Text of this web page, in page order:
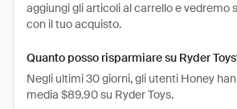
aggiungi gli articoli al carrello e vedremo
con il tuo acquisto.
Quanto posso risparmiare su Ryder
Negli ultimi 30 giorni, gli utenti Honey
media $89.90 su Ryder Toys.